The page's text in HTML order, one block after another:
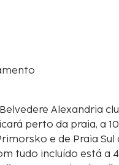
Alexandria
perto da praia, a
e de Praia
tudo incluído está a